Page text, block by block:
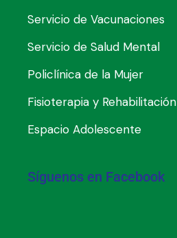
Servicio de Vacunaciones
Servicio de Salud Mental
Policlínica de la Mujer
Fisioterapia y Rehabilitación
Espacio Adolescente
Síguenos en Facebook